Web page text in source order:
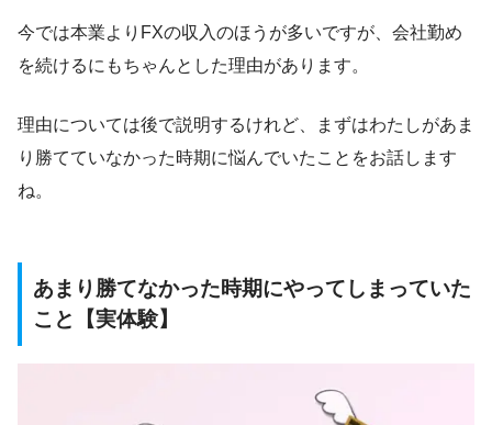
今では本業よりFXの収入のほうが多いですが、会社勤め
を続けるにもちゃんとした理由があります。
理由については後で説明するけれど、まずはわたしがあま
り勝てていなかった時期に悩んでいたことをお話します
ね。
あまり勝てなかった時期にやってしまっていた
こと【実体験】